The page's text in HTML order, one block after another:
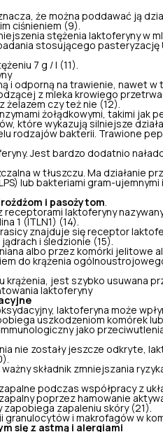
że można poddawać ją
ciśnieniem (9).
stężenia laktoferyny w
stosującego
7 g / l (11).
i odporną na trawienie, nawet w
z mleka krowiego przetrwa
czy też nie (12).
żołądkowymi, takimi jak
które wykazują silniejsze
rodzajów bakterii. Trawione
Jest bardzo dodatnio
w tłuszczu. Ma działanie
lub bakteriami gram-
i pasożytom
receptorami laktoferyny
1 (ITLN1) (14).
znajduje się receptor
i śledzionie (15).
albo przez komórki jelitowe
do krążenia
krążenia, jest szybko usuwana
laktoferyny
laktoferyna może
uszkodzeniom komórek
jako
nie zostały jeszcze odkryte,
składnik zmniejszania
podczas współpracy z
poprzez hamowanie
zapaleniu skóry (21).
i makrofagów w
się z astmą i alergiami